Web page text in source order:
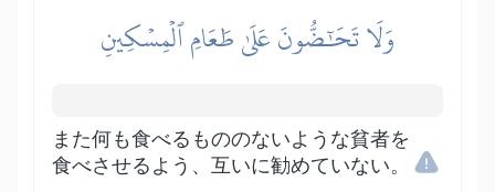
وَلَا تَحَٰٓضُّونَ عَلَىٰ طَعَامِ ٱلۡمِسۡكِينِ
また何も食べるもののないような貧者を
食べさせるよう、互いに勧めていない。